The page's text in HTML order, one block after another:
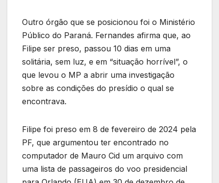
Outro órgão que se posicionou foi o Ministério
Público do Paraná. Fernandes afirma que, ao
Filipe ser preso, passou 10 dias em uma
solitária, sem luz, e em “situação horrível”, o
que levou o MP a abrir uma investigação
sobre as condições do presídio o qual se
encontrava.
Filipe foi preso em 8 de fevereiro de 2024 pela
PF, que argumentou ter encontrado no
computador de Mauro Cid um arquivo com
uma lista de passageiros do voo presidencial